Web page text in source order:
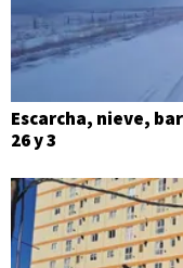
Escarcha, nieve,
26 y 3